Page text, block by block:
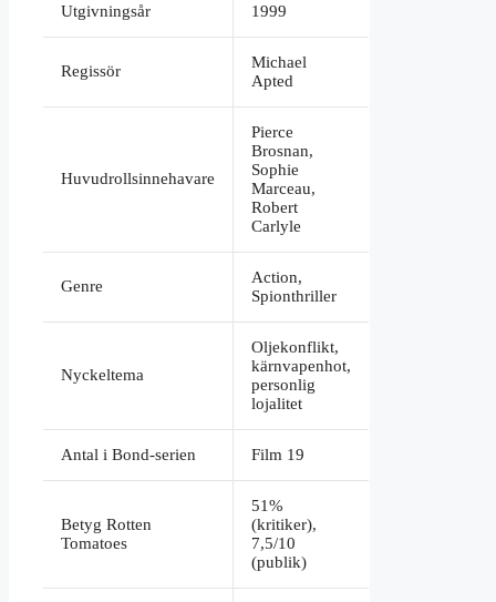
Utgivningsår 1999
Regissör
Michael
Apted
Huvudrollsinnehavare
Pierce
Brosnan,
Sophie
Marceau,
Robert
Carlyle
Genre
Action,
Spionthriller
Nyckeltema
Oljekonflikt,
kärnvapenhot,
personlig
lojalitet
Antal i Bond-serien Film 19
Betyg Rotten
Tomatoes
51%
(kritiker),
7,5/10
(publik)